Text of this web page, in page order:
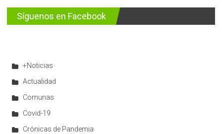
Síguenos en Facebook
+Noticias
Actualidad
Comunas
Covid-19
Crónicas de Pandemia